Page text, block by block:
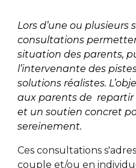
Lors d’une ou plusieurs
consultations
situation des parents,
l’intervenante des
solutions réalistes.
aux parents de
et un soutien concret
sereinement.
Ces consultations
couple et/ou en